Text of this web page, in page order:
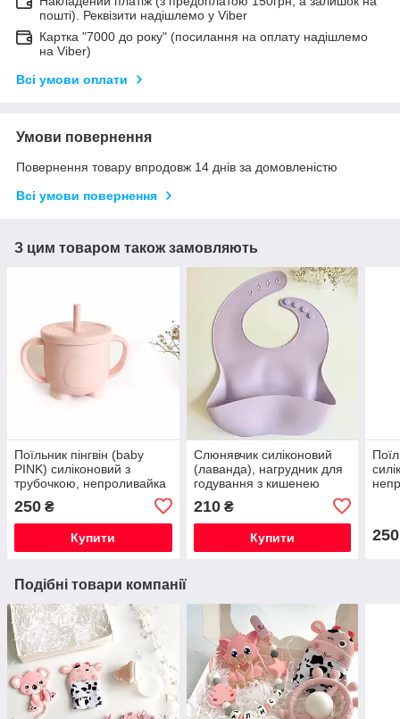
пошті). Реквізити надішлемо у Viber
Картка "7000 до року" (посилання на оплату надішлемо
на Viber)
Всі умови оплати
Умови повернення
Повернення товару впродовж 14 днів за домовленістю
Всі умови повернення
З цим товаром також замовляють
Поїльник пінгвін (baby
PINK) силіконовий з
трубочкою, непроливайка
250 ₴
Купити
Слюнявчик силіконовий
(лаванда), нагрудник для
годування з кишенею
210₴
Купити 250
Подібні товари компанії